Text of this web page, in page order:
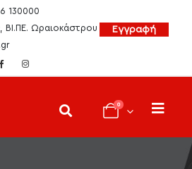
130000
ΒΙ.ΠΕ. Ωραιοκάστρου
Εγγραφή
0